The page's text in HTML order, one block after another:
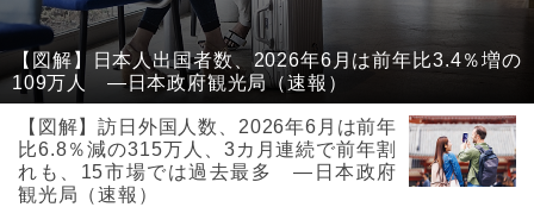
【図解】日本人出国者数、2026年6月は前年比3.4％増の
109万人 ―日本政府観光局（速報）
【図解】訪日外国人数、2026年6月は前年
比6.8％減の315万人、3カ月連続で前年割
れも、15市場では過去最多 ―日本政府
観光局（速報）